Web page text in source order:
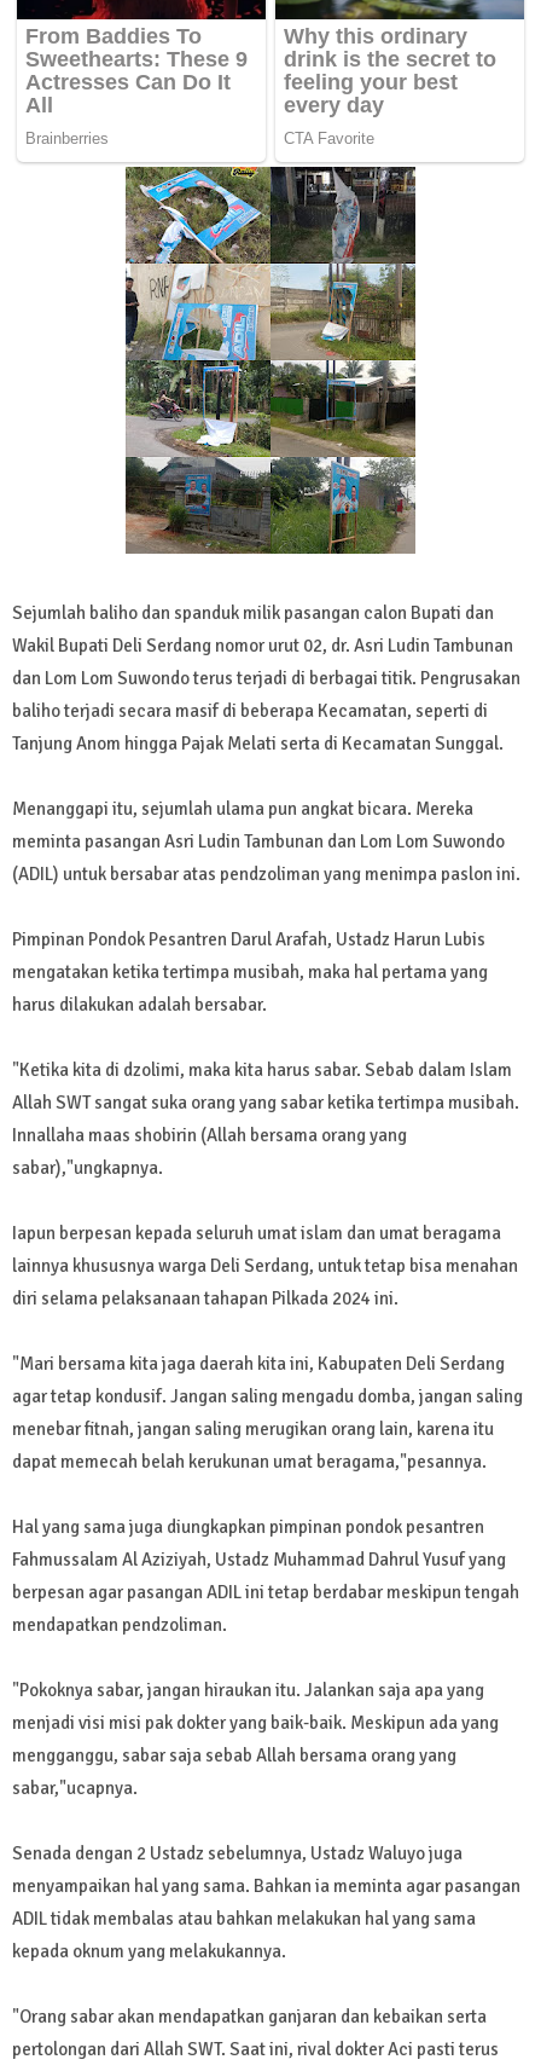
Sejumlah baliho dan spanduk milik pasangan calon Bupati dan
Wakil Bupati Deli Serdang nomor urut 02, dr. Asri Ludin Tambunan
dan Lom Lom Suwondo terus terjadi di berbagai titik. Pengrusakan
baliho terjadi secara masif di beberapa Kecamatan, seperti di
Tanjung Anom hingga Pajak Melati serta di Kecamatan Sunggal.
Menanggapi itu, sejumlah ulama pun angkat bicara. Mereka
meminta pasangan Asri Ludin Tambunan dan Lom Lom Suwondo
(ADIL) untuk bersabar atas pendzoliman yang menimpa paslon ini.
Pimpinan Pondok Pesantren Darul Arafah, Ustadz Harun Lubis
mengatakan ketika tertimpa musibah, maka hal pertama yang
harus dilakukan adalah bersabar.
"Ketika kita di dzolimi, maka kita harus sabar. Sebab dalam Islam
Allah SWT sangat suka orang yang sabar ketika tertimpa musibah.
Innallaha maas shobirin (Allah bersama orang yang
sabar),"ungkapnya.
Iapun berpesan kepada seluruh umat islam dan umat beragama
lainnya khususnya warga Deli Serdang, untuk tetap bisa menahan
diri selama pelaksanaan tahapan Pilkada 2024 ini.
"Mari bersama kita jaga daerah kita ini, Kabupaten Deli Serdang
agar tetap kondusif. Jangan saling mengadu domba, jangan saling
menebar fitnah, jangan saling merugikan orang lain, karena itu
dapat memecah belah kerukunan umat beragama,"pesannya.
Hal yang sama juga diungkapkan pimpinan pondok pesantren
Fahmussalam Al Aziziyah, Ustadz Muhammad Dahrul Yusuf yang
berpesan agar pasangan ADIL ini tetap berdabar meskipun tengah
mendapatkan pendzoliman.
"Pokoknya sabar, jangan hiraukan itu. Jalankan saja apa yang
menjadi visi misi pak dokter yang baik-baik. Meskipun ada yang
mengganggu, sabar saja sebab Allah bersama orang yang
sabar,"ucapnya.
Senada dengan 2 Ustadz sebelumnya, Ustadz Waluyo juga
menyampaikan hal yang sama. Bahkan ia meminta agar pasangan
ADIL tidak membalas atau bahkan melakukan hal yang sama
kepada oknum yang melakukannya.
"Orang sabar akan mendapatkan ganjaran dan kebaikan serta
pertolongan dari Allah SWT. Saat ini, rival dokter Aci pasti terus